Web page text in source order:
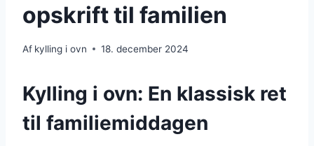
opskrift til familien
Af kylling i ovn 18. december 2024
Kylling i ovn: En klassisk ret
til familiemiddagen